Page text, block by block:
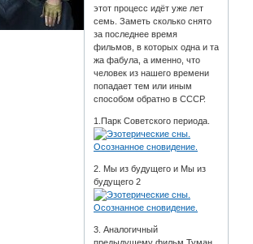
этот процесс идёт уже лет
семь. Заметь сколько снято
за последнее время
фильмов, в которых одна и та
жа фабула, а именно, что
человек из нашего времени
попадает тем или иным
способом обратно в СССР.
1.Парк Советского периода.
2. Мы из будущего и Мы из
будущего 2
3. Аналогичный